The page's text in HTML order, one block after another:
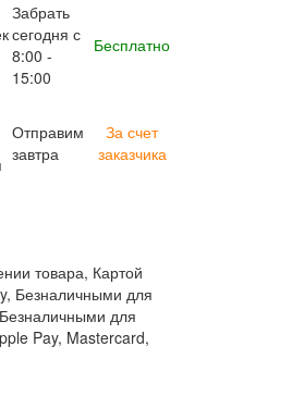
Забрать
сегодня с
8:00 -
15:00
Бесплатно
Отправим
завтра
За счет
заказчика
товара, Картой
Безналичными для
для
Pay, Mastercard,